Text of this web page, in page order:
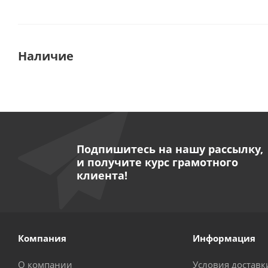
Наличие
Подпишитесь на нашу рассылку,
и получите курс грамотного
клиента!
Компания
О компании
Информация
Условия